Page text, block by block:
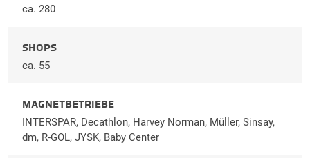
ca. 280
SHOPS
ca. 55
MAGNETBETRIEBE
INTERSPAR, Decathlon, Harvey Norman, Müller, Sinsay,
dm, R-GOL, JYSK, Baby Center